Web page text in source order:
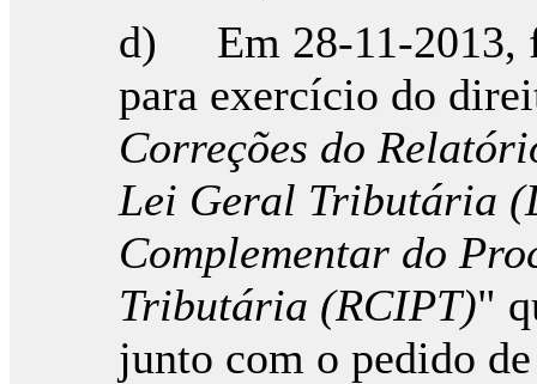
d) Em 28-11-2013,
para exercício do
Correções do
Lei Geral Tributária
Complementar do
Tributária (RCIPT)"
junto com o pedido